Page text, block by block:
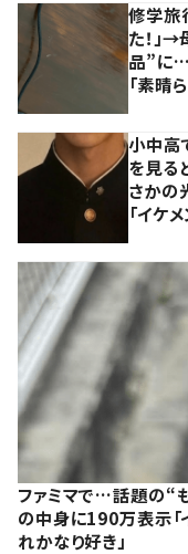
修学旅
た！」
品”に
「素晴
小中高
を見る
さかの
「イケ
ファミマで…話題の“
の中身に190万表示「イ
れかなり好き」